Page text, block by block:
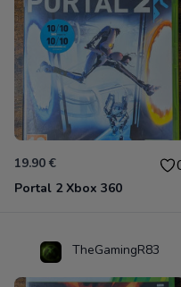
19.90 €
Portal 2 Xbox 360
TheGamingR83